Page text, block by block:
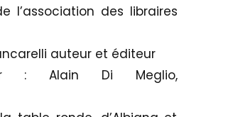
l’association des libraires
auteur et éditeur
: Alain Di Meglio,